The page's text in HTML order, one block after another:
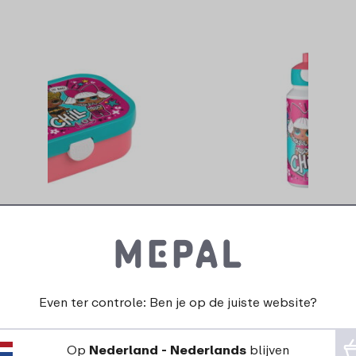
Bento lunchbox
Drinkfles pop-up
Even ter controle: Ben je op de juiste website?
Op Nederland - Nederlands blijven